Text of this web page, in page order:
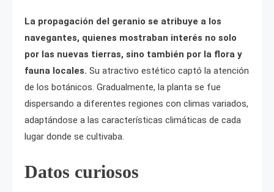
La propagación del geranio se atribuye a los
navegantes, quienes mostraban interés no solo
por las nuevas tierras, sino también por la flora y
fauna locales. Su atractivo estético captó la atención
de los botánicos. Gradualmente, la planta se fue
dispersando a diferentes regiones con climas variados,
adaptándose a las características climáticas de cada
lugar donde se cultivaba.
Datos curiosos